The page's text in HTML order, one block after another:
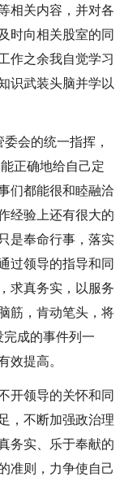
相关内容，并对各
时向相关股室的同
作之余我自觉学习
识武装头脑并学以
会的统一指挥，
正确地给自己定
们都能很和睦融洽
经验上还有很大的
是奉命行事，落实
过领导的指导和同
求真务实，以服务
筋，肯动笔头，将
成的事件列一
效提高。
开领导的关怀和同
，不断加强政治理
务实、乐于奉献的
准则，力争使自己